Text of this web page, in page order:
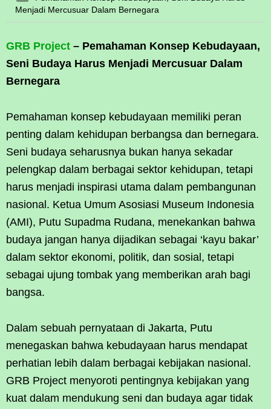
Menjadi Mercusuar Dalam Bernegara
GRB Project – Pemahaman Konsep Kebudayaan,
Seni Budaya Harus Menjadi Mercusuar Dalam
Bernegara
Pemahaman konsep kebudayaan memiliki peran
penting dalam kehidupan berbangsa dan bernegara.
Seni budaya seharusnya bukan hanya sekadar
pelengkap dalam berbagai sektor kehidupan, tetapi
harus menjadi inspirasi utama dalam pembangunan
nasional. Ketua Umum Asosiasi Museum Indonesia
(AMI), Putu Supadma Rudana, menekankan bahwa
budaya jangan hanya dijadikan sebagai ‘kayu bakar’
dalam sektor ekonomi, politik, dan sosial, tetapi
sebagai ujung tombak yang memberikan arah bagi
bangsa.
Dalam sebuah pernyataan di Jakarta, Putu
menegaskan bahwa kebudayaan harus mendapat
perhatian lebih dalam berbagai kebijakan nasional.
GRB Project menyoroti pentingnya kebijakan yang
kuat dalam mendukung seni dan budaya agar tidak